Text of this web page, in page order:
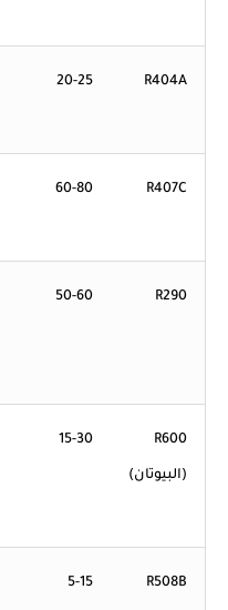
R404A
20-25
R407C
60-80
R290
50-60
R600
(البيوتان)
15-30
R508B
5-15